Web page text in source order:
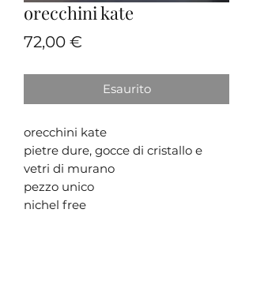
orecchini kate
72,00 €
Esaurito
orecchini kate
pietre dure, gocce di cristallo e
vetri di murano
pezzo unico
nichel free